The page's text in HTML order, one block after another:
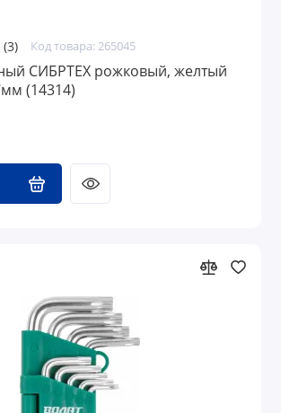
Код товара: 265045
СИБРТЕХ рожковый, желтый
(14314)